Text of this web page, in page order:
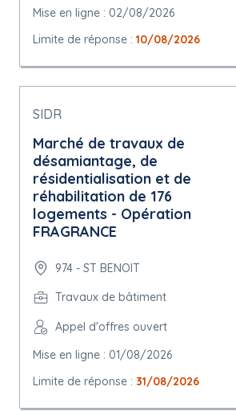
Mise en ligne : 02/08/2026
Limite de réponse : 10/08/2026
SIDR
Marché de travaux de
désamiantage, de
résidentialisation et de
réhabilitation de 176
logements - Opération
FRAGRANCE
974 - ST BENOIT
Travaux de bâtiment
Appel d'offres ouvert
Mise en ligne : 01/08/2026
Limite de réponse : 31/08/2026